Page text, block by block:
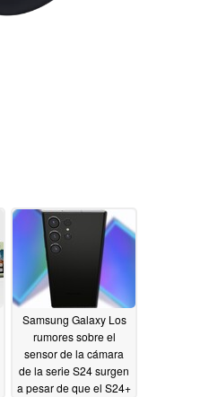
Samsung Galaxy Los
rumores sobre el
sensor de la cámara
de la serie S24 surgen
a pesar de que el S24+